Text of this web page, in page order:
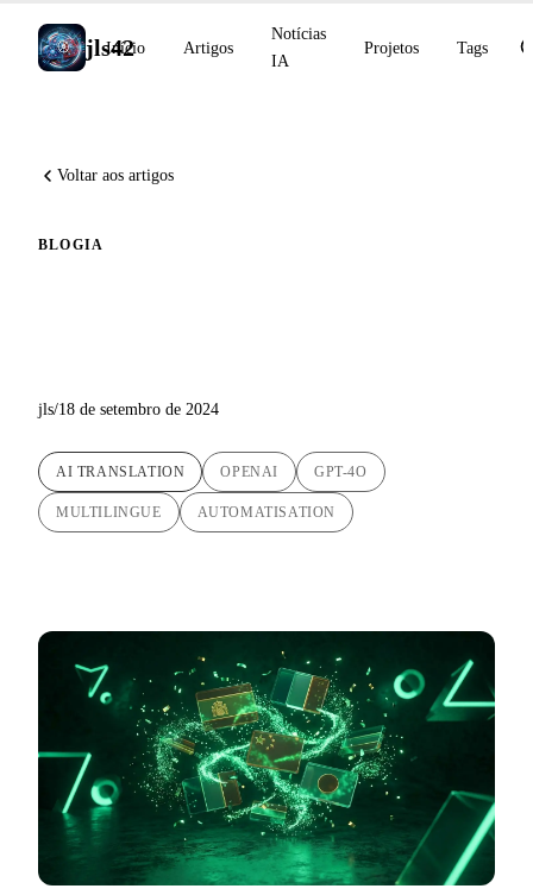
jls42
Início Artigos
Notícias
IA
Projetos Tags
Voltar aos artigos
BLOGIA
jls/18 de setembro de 2024
AI TRANSLATION OPENAI GPT-4O
MULTILINGUE AUTOMATISATION